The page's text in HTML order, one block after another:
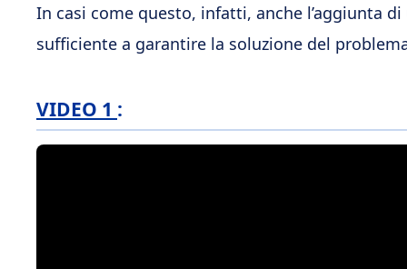
In casi come questo, infatti, anche l’aggiunta di
sufficiente a garantire la soluzione del
VIDEO 1 :